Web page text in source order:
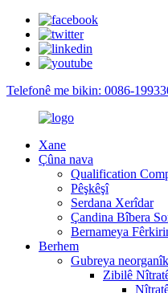
Telefonê me bikin: 0086-
Xane
Çûna nava
Qualification
Pêşkêşî
Serdana Xerîdar
Çandina Bîbera
Bernameya
Berhem
Gubreya neorganîk
Zibilê